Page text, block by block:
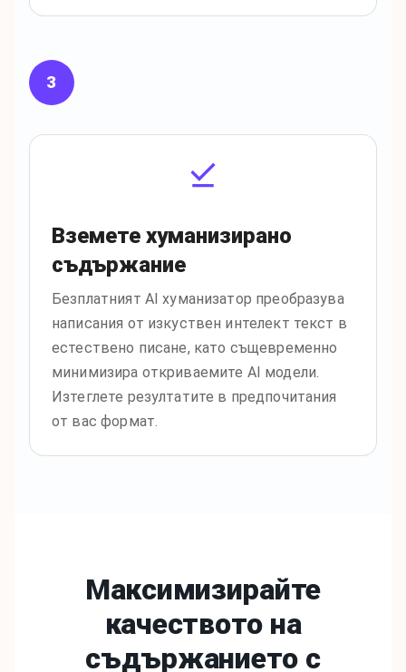
3
Вземете хуманизирано
съдържание
Безплатният AI хуманизатор преобразува
написания от изкуствен интелект текст в
естествено писане, като същевременно
минимизира откриваемите AI модели.
Изтеглете резултатите в предпочитания
от вас формат.
Максимизирайте
качеството на
съдържанието с